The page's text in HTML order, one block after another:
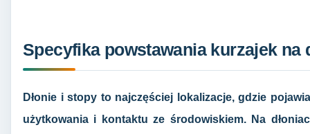
Specyfika powstawania kurzajek na
Dłonie i stopy to najczęściej lokalizacje, gdzie
użytkowania i kontaktu ze środowiskiem. Na